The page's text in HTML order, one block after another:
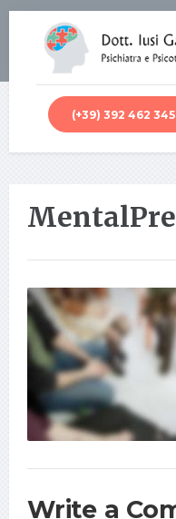
(+39) 392 462
Write a